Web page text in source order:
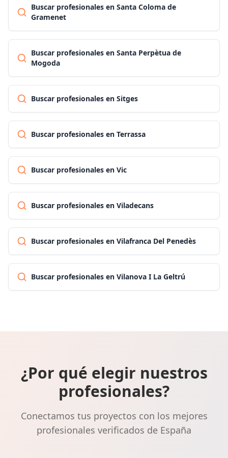
Buscar profesionales en Santa Coloma de
Gramenet
Buscar profesionales en Santa Perpètua de
Mogoda
Buscar profesionales en Sitges
Buscar profesionales en Terrassa
Buscar profesionales en Vic
Buscar profesionales en Viladecans
Buscar profesionales en Vilafranca Del Penedès
Buscar profesionales en Vilanova I La Geltrú
¿Por qué elegir nuestros
profesionales?
Conectamos tus proyectos con los mejores
profesionales verificados de España